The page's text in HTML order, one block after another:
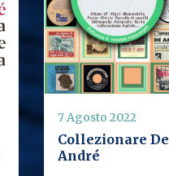
7 Agosto 2022
Collezionare De
André